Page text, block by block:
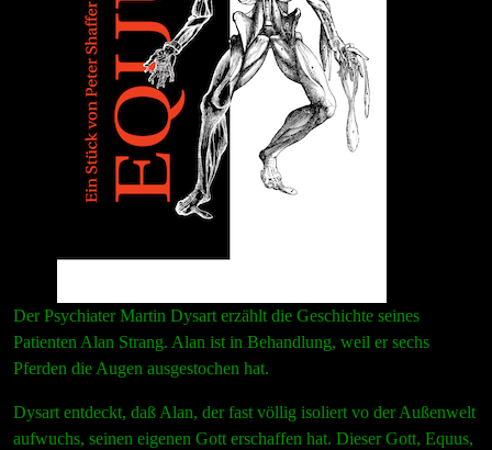
Der Psychiater Martin Dysart erzählt die Geschichte seines
Patienten Alan Strang. Alan ist in Behandlung, weil er sechs
Pferden die Augen ausgestochen hat.
Dysart entdeckt, daß Alan, der fast völlig isoliert vo der Außenwelt
aufwuchs, seinen eigenen Gott erschaffen hat. Dieser Gott, Equus,